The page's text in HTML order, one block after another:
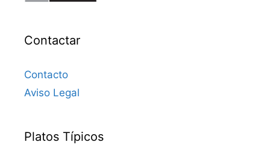
Contactar
Contacto
Aviso Legal
Platos Típicos